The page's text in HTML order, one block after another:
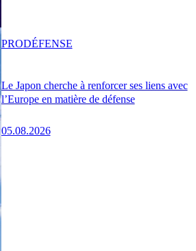
Le Japon cherche à renforcer ses liens avec
l’Europe en matière de défense
05.08.2026
PRODÉFENSE